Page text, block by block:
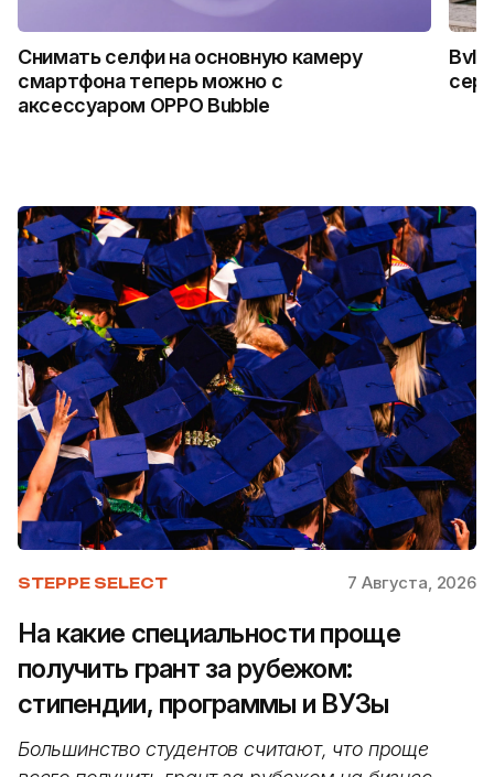
Снимать селфи на основную камеру
смартфона теперь можно с
аксессуаром OPPO Bubble
STEPPE SELECT 7 Августа, 2026
На какие специальности проще
получить грант за рубежом:
стипендии, программы и ВУЗы
Большинство студентов считают, что проще